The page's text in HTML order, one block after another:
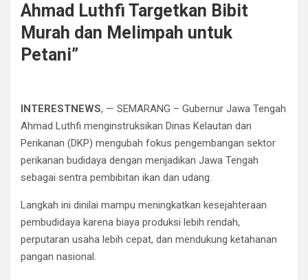
Ahmad Luthfi Targetkan Bibit
Murah dan Melimpah untuk
Petani”
INTERESTNEWS, — SEMARANG – Gubernur Jawa Tengah
Ahmad Luthfi menginstruksikan Dinas Kelautan dan
Perikanan (DKP) mengubah fokus pengembangan sektor
perikanan budidaya dengan menjadikan Jawa Tengah
sebagai sentra pembibitan ikan dan udang.
Langkah ini dinilai mampu meningkatkan kesejahteraan
pembudidaya karena biaya produksi lebih rendah,
perputaran usaha lebih cepat, dan mendukung ketahanan
pangan nasional.